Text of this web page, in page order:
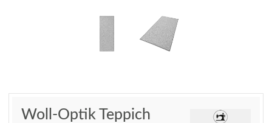
Woll-Optik Teppich